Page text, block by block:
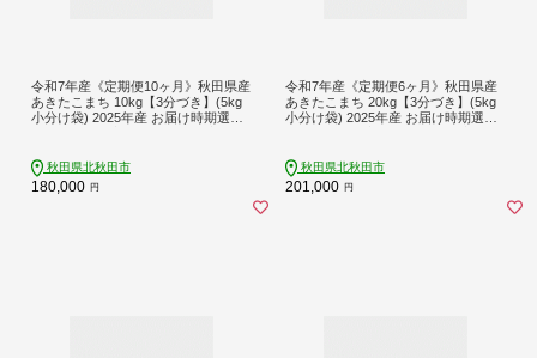
令和7年産《定期便10ヶ月》秋田県産
あきたこまち 10kg【3分づき】(5kg
小分け袋) 2025年産 お届け時期選べ
あきたこまち 米どころ 東北 北秋田
市 定期便 毎月お届け]
秋田県北秋田市
180,000 円
令和7年産《定期便6ヶ月》秋田県産
あきたこまち 20kg【3分づき】(5kg
小分け袋) 2025年産 お届け時期選べ
あきたこまち 米どころ 東北 北秋田
市 定期便 毎月お届け]
秋田県北秋田市
201,000 円